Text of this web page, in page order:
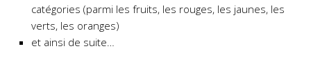
catégories (parmi les fruits, les rouges, les jaunes, les
verts, les oranges)
et ainsi de suite…